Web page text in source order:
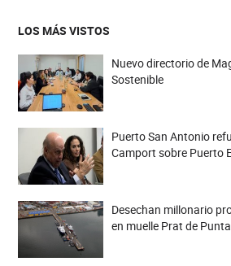
LOS MÁS VISTOS
Nuevo directorio de
Sostenible
Puerto San Antonio
Camport sobre Puerto
Desechan millonario
en muelle Prat de